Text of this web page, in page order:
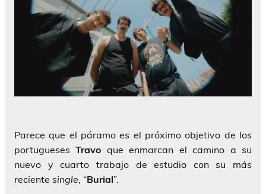
Parece que el páramo es el próximo objetivo de los
portuguesesTravo que enmarcan el camino a su
nuevo y cuarto trabajo de estudio con su más
reciente single , “Burial”.